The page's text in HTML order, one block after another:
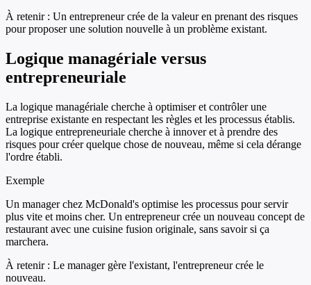
À retenir : Un entrepreneur crée de la valeur en prenant des risques
pour proposer une solution nouvelle à un problème existant.
Logique managériale versus
entrepreneuriale
La logique managériale cherche à optimiser et contrôler une
entreprise existante en respectant les règles et les processus établis.
La logique entrepreneuriale cherche à innover et à prendre des
risques pour créer quelque chose de nouveau, même si cela dérange
l'ordre établi.
Exemple
Un manager chez McDonald's optimise les processus pour servir
plus vite et moins cher. Un entrepreneur crée un nouveau concept de
restaurant avec une cuisine fusion originale, sans savoir si ça
marchera.
À retenir : Le manager gère l'existant, l'entrepreneur crée le
nouveau.